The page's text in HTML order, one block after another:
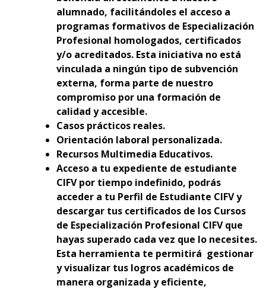
alumnado, facilitándoles el acceso a
programas formativos de Especialización
Profesional homologados, certificados
y/o acreditados. Esta iniciativa no está
vinculada a ningún tipo de subvención
externa, forma parte de nuestro
compromiso por una formación de
calidad y accesible.
Casos prácticos reales.
Orientación laboral personalizada.
Recursos Multimedia Educativos.
Acceso a tu expediente de estudiante
CIFV por tiempo indefinido, podrás
acceder a tu Perfil de Estudiante CIFV y
descargar tus certificados de los Cursos
de Especialización Profesional CIFV que
hayas superado cada vez que lo necesites.
Esta herramienta te permitirá gestionar
y visualizar tus logros académicos de
manera organizada y eficiente,